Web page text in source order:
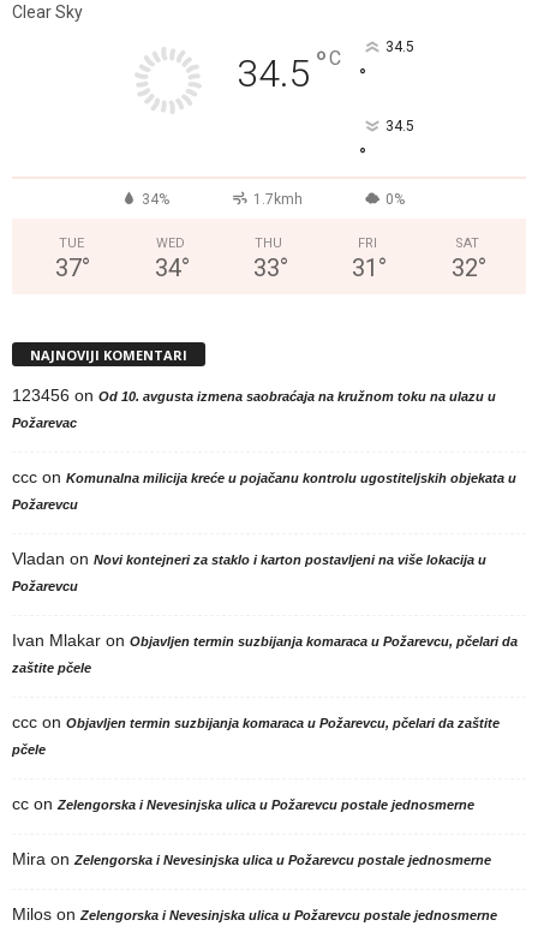
Clear Sky
34.5 °C 34.5
°
34.5
°
34% 1.7kmh 0%
TUE
37°
WED
34°
THU
33°
FRI
31 °
SAT
32°
NAJNOVIJI KOMENTARI
123456 on Od 10. avgusta izmena saobraćaja na kružnom toku na ulazu u
Požarevac
ccc on Komunalna milicija kreće u pojačanu kontrolu ugostiteljskih objekata u
Požarevcu
Vladan on Novi kontejneri za staklo i karton postavljeni na više lokacija u
Požarevcu
Ivan Mlakar on Objavljen termin suzbijanja komaraca u Požarevcu, pčelari da
zaštite pčele
ccc on Objavljen termin suzbijanja komaraca u Požarevcu, pčelari da zaštite
pčele
cc on Zelengorska i Nevesinjska ulica u Požarevcu postale jednosmerne
Mira on Zelengorska i Nevesinjska ulica u Požarevcu postale jednosmerne
Milos on Zelengorska i Nevesinjska ulica u Požarevcu postale jednosmerne